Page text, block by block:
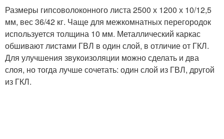
Размеры гипсоволоконного листа 2500 х 1200 х 10/12,5
мм, вес 36/42 кг. Чаще для межкомнатных перегородок
используется толщина 10 мм. Металлический каркас
обшивают листами ГВЛ в один слой, в отличие от ГКЛ.
Для улучшения звукоизоляции можно сделать и два
слоя, но тогда лучше сочетать: один слой из ГВЛ, другой
из ГКЛ.